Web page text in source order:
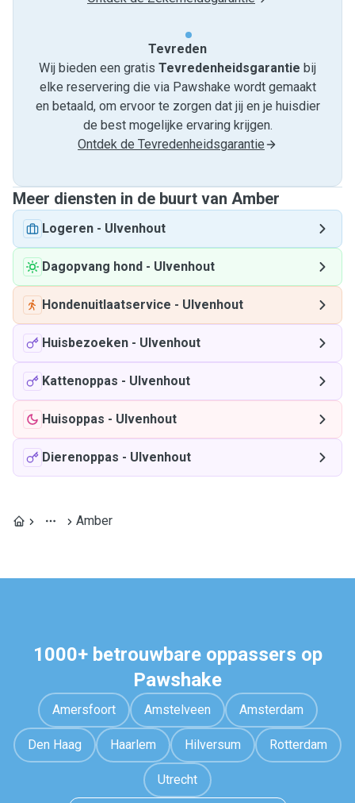
Tevreden
Wij bieden een gratis Tevredenheids­garantie bij
elke reservering die via Pawshake wordt gemaakt
en betaald, om ervoor te zorgen dat jij en je huisdier
de best mogelijke ervaring krijgen.
Ontdek de Tevredenheidsgarantie
Meer diensten in de buurt van Amber
Logeren - Ulvenhout
Dagopvang hond - Ulvenhout
Hondenuitlaatservice - Ulvenhout
Huisbezoeken - Ulvenhout
Kattenoppas - Ulvenhout
Huisoppas - Ulvenhout
Dierenoppas - Ulvenhout
Amber
1000+ betrouwbare oppassers op
Pawshake
Amersfoort Amstelveen Amsterdam
Den Haag Haarlem Hilversum Rotterdam
Utrecht